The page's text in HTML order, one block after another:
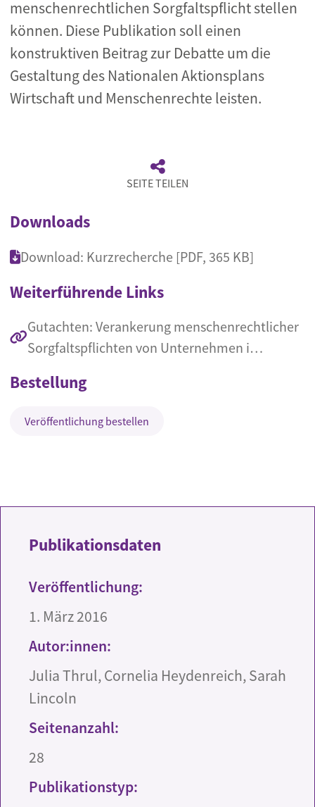
menschenrechtlichen Sorgfaltspflicht stellen
können. Diese Publikation soll einen
konstruktiven Beitrag zur Debatte um die
Gestaltung des Nationalen Aktionsplans
Wirtschaft und Menschenrechte leisten.
SEITE TEILEN
Downloads
Download: Kurzrecherche [PDF, 365 KB]
Weiterführende Links
Gutachten: Verankerung menschenrechtlicher
Sorgfaltspflichten von Unternehmen i…
Bestellung
Veröffentlichung bestellen
Publikationsdaten
Veröffentlichung:
1. März 2016
Autor:innen:
Julia Thrul, Cornelia Heydenreich, Sarah
Lincoln
Seitenanzahl:
28
Publikationstyp: